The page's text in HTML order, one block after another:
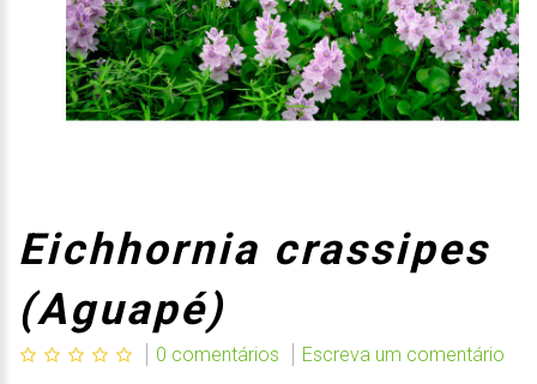
Eichhornia crassipes
(Aguapé)
0 comentários Escreva um comentário